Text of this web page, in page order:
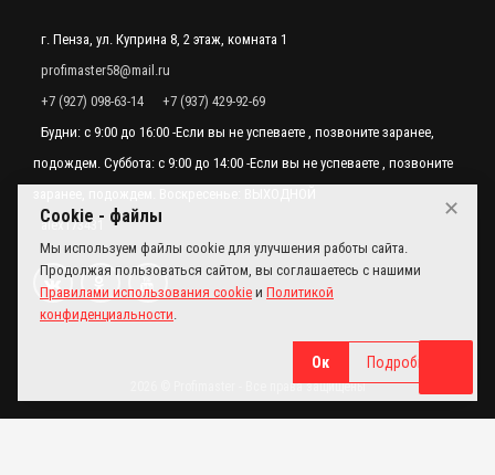
г. Пенза, ул. Куприна 8, 2 этаж, комната 1
profimaster58@mail.ru
+7 (927) 098-63-14
+7 (937) 429-92-69
Будни: с 9:00 до 16:00 -Если вы не успеваете , позвоните заранее,
подождем. Суббота: с 9:00 до 14:00 -Если вы не успеваете , позвоните
alex173431
2026 © Profimaster - Все права защищены
✕
Cookie - файлы
Мы используем файлы cookie для улучшения работы сайта.
Продолжая пользоваться сайтом, вы соглашаетесь с нашими
Правилами использования cookie и Политикой
конфиденциальности.
Ок Подробнее